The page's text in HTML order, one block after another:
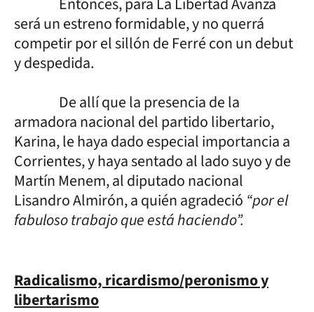
será un estreno formidable, y no querrá
competir por el sillón de Ferré con un debut
y despedida.
De allí que la presencia de la
armadora nacional del partido libertario,
Karina, le haya dado especial importancia a
Corrientes, y haya sentado al lado suyo y de
Martín Menem, al diputado nacional
Lisandro Almirón, a quién agradeció “por el
fabuloso trabajo que está haciendo”.
Radicalismo, ricardismo/peronismo y
libertarismo